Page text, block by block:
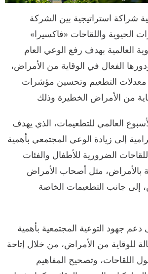
شراكة استراتيجية بين الشركة
الحيوية واللقاحات «فاكسيرا»
العالمية بهدف رفع الوعي العام
الفعال في الوقاية من الأمراض،
معدلات التطعيم وتحسين مؤشرات
من الأمراض الخطيرة وذلك
العالمي للتطعيمات، الذي يهدف
إلى زيادة الوعي المجتمعي بأهمية
الضرورية للأطفال والفئات
بالأمراض، مثل أصحاب الأمراض
إلى جانب التطعيمات الخاصة
جهود التوعية المجتمعية بأهمية
للوقاية من الأمراض، من خلال إتاحة
اللقاحات، وتصحيح المفاهيم